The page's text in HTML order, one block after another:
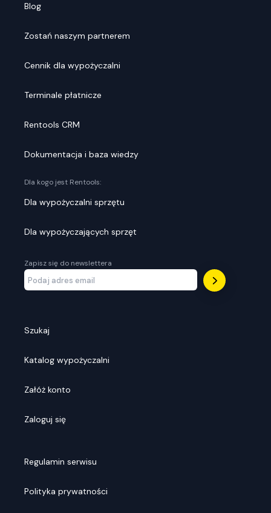
Blog
Zostań naszym partnerem
Cennik dla wypożyczalni
Terminale płatnicze
Rentools CRM
Dokumentacja i baza wiedzy
Dla kogo jest Rentools:
Dla wypożyczalni sprzętu
Dla wypożyczających sprzęt
Zapisz się do newslettera
Szukaj
Katalog wypożyczalni
Załóż konto
Zaloguj się
Regulamin serwisu
Polityka prywatności